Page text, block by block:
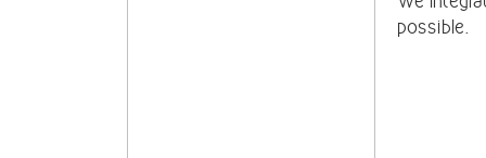
possible.